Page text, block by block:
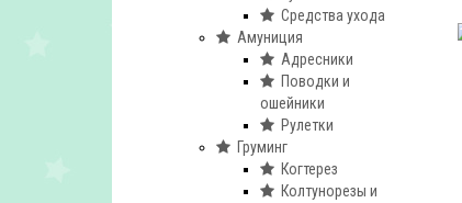
Средства ухода
Амуниция
Адресники
Поводки и
ошейники
Рулетки
Груминг
Когтерез
Колтунорезы и